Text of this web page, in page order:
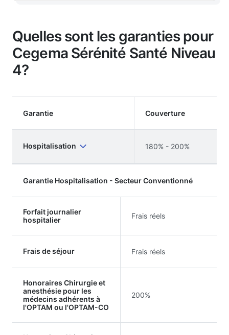
Quelles sont les garanties pour
Cegema Sérénité Santé Niveau
4?
Garantie Couverture
Hospitalisation 180% - 200%
Garantie Hospitalisation - Secteur Conventionné
Forfait journalier
hospitalier
Frais réels
Frais de séjour Frais réels
Honoraires Chirurgie et
anesthésie pour les
médecins adhérents à
l'OPTAM ou l'OPTAM-CO
200%